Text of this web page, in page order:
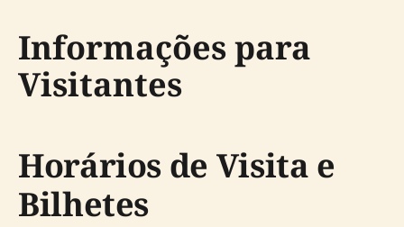
Informações para
Visitantes
Horários de Visita e
Bilhetes